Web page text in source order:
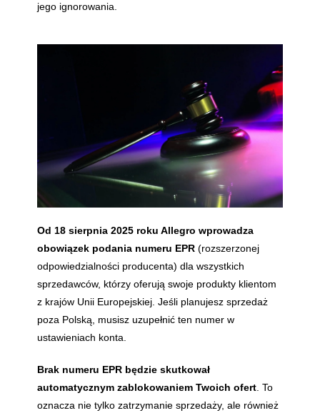
jego ignorowania.
Od 18 sierpnia 2025 roku Allegro wprowadza
obowiązek podania numeru EPR (rozszerzonej
odpowiedzialności producenta) dla wszystkich
sprzedawców, którzy oferują swoje produkty klientom
z krajów Unii Europejskiej. Jeśli planujesz sprzedaż
poza Polską, musisz uzupełnić ten numer w
ustawieniach konta.
Brak numeru EPR będzie skutkował
automatycznym zablokowaniem Twoich ofert . To
oznacza nie tylko zatrzymanie sprzedaży, ale również